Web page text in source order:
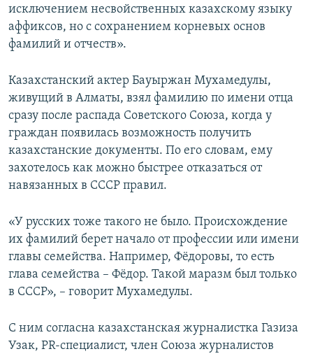
исключением несвойственных казахскому языку
аффиксов, но с сохранением корневых основ
фамилий и отчеств».
Казахстанский актер Бауыржан Мухамедулы,
живущий в Алматы, взял фамилию по имени отца
сразу после распада Советского Союза, когда у
граждан появилась возможность получить
казахстанские документы. По его словам, ему
захотелось как можно быстрее отказаться от
навязанных в СССР правил.
«У русских тоже такого не было. Происхождение
их фамилий берет начало от профессии или имени
главы семейства. Например, Фёдоровы, то есть
глава семейства – Фёдор. Такой маразм был только
в СССР», – говорит Мухамедулы.
С ним согласна казахстанская журналистка Газиза
Узак, PR-специалист, член Союза журналистов